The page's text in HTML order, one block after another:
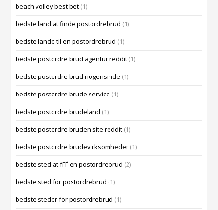
beach volley best bet (1)
bedste land at finde postordrebrud (1)
bedste lande til en postordrebrud (1)
bedste postordre brud agentur reddit (1)
bedste postordre brud nogensinde (1)
bedste postordre brude service (1)
bedste postordre brudeland (1)
bedste postordre bruden site reddit (1)
bedste postordre brudevirksomheder (1)
bedste sted at fГҐ en postordrebrud (2)
bedste sted for postordrebrud (1)
bedste steder for postordrebrud (1)